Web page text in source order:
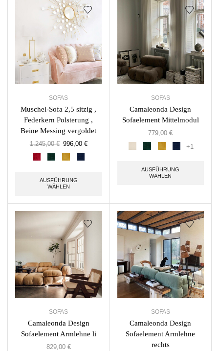
SOFAS
Muschel-Sofa 2,5 sitzig ,
Federkern Polsterung ,
Beine Messing vergoldet
1.245,00€ 996,00 €
AUSFÜHRUNG
WÄHLEN
SOFAS
Camaleonda Design
Sofaelement Mittelmodul
779,00€
+1
AUSFÜHRUNG
WÄHLEN
SOFAS
Camaleonda Design
Sofaelement Armlehne li
829,00 €
SOFAS
Camaleonda Design
Sofaelement Armlehne
rechts